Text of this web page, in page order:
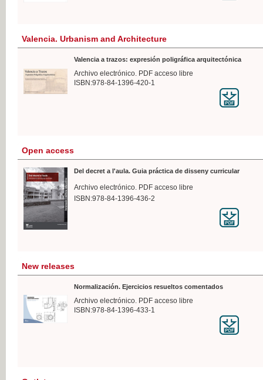
Valencia. Urbanism and Architecture
Valencia a trazos: expresión poligráfica arquitectónica
Archivo electrónico. PDF acceso libre
ISBN:978-84-1396-420-1
Open access
Del decret a l'aula. Guia práctica de disseny curricular
Archivo electrónico. PDF acceso libre
ISBN:978-84-1396-436-2
New releases
Normalización. Ejercicios resueltos comentados
Archivo electrónico. PDF acceso libre
ISBN:978-84-1396-433-1